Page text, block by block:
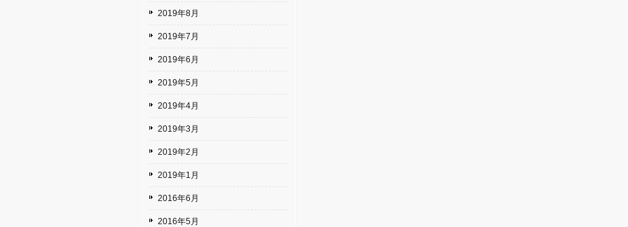
2019年8月
2019年7月
2019年6月
2019年5月
2019年4月
2019年3月
2019年2月
2019年1月
2016年6月
2016年5月